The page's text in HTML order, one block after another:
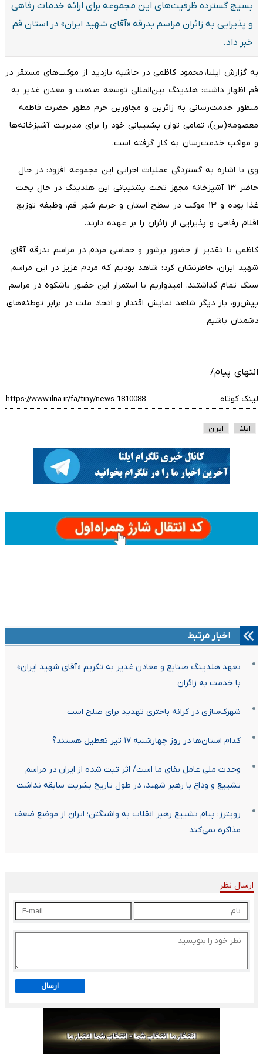
بسیج گسترده ظرفیت‌های این مجموعه برای ارائه خدمات رفاهی
و پذیرایی به زائران مراسم بدرقه «آقای شهید ایران» در استان قم
خبر داد.
به گزارش ایلنا، محمود کاظمی در حاشیه بازدید از موکب‌های مستقر در
قم اظهار داشت: هلدینگ بین‌المللی توسعه صنعت و معدن غدیر به
منظور خدمت‌رسانی به زائرین و مجاورین حرم مطهر حضرت فاطمه
معصومه(س)، تمامی توان پشتیبانی خود را برای مدیریت آشپزخانه‌ها
و مواکب خدمت‌رسان به کار گرفته است.
وی با اشاره به گستردگی عملیات اجرایی این مجموعه افزود: در حال
حاضر ۱۳ آشپزخانه مجهز تحت پشتیبانی این هلدینگ در حال پخت
غذا بوده و ۱۳ موکب در سطح استان و حریم شهر قم، وظیفه توزیع
اقلام رفاهی و پذیرایی از زائران را بر عهده دارند.
کاظمی با تقدیر از حضور پرشور و حماسی مردم در مراسم بدرقه آقای
شهید ایران، خاطرنشان کرد: شاهد بودیم که مردم عزیز در این مراسم
سنگ تمام گذاشتند. امیدواریم با استمرار این حضور باشکوه در مراسم
پیش‌رو، بار دیگر شاهد نمایش اقتدار و اتحاد ملت در برابر توطئه‌های
دشمنان باشیم
انتهای پیام/
لینک کوتاه
ایلنا ایران
اخبار مرتبط
تعهد هلدینگ صنایع و معادن غدیر به تکریم «آقای شهید ایران»
با خدمت به زائران
شهرک‌سازی در کرانه باختری تهدید برای صلح است
کدام استان‌ها در روز چهارشنبه ۱۷ تیر تعطیل هستند؟
وحدت ملی عامل بقای ما است/ اثر ثبت شده از ایران در مراسم
تشییع و وداع با رهبر شهید، در طول تاریخ بشریت سابقه نداشت
رویترز: پیام تشییع رهبر انقلاب به واشنگتن؛ ایران از موضع ضعف
مذاکره نمی‌کند
ارسال نظر
ارسال